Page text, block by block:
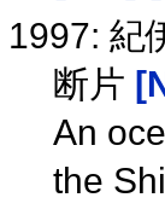
1997: 紀
断片
An
the